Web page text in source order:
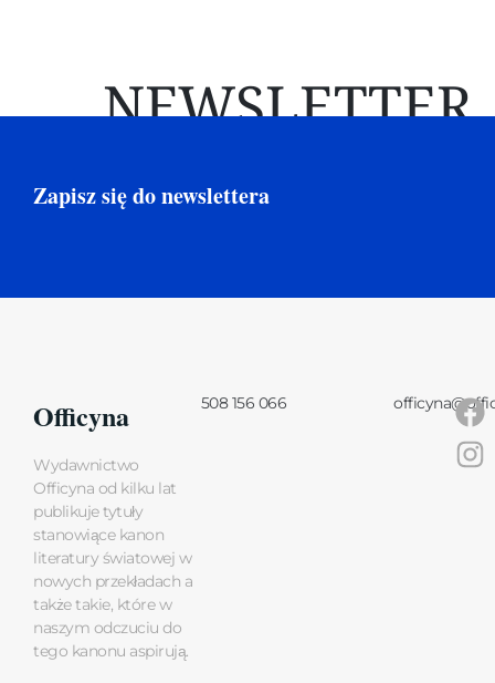
NEWSLETTER
Zapisz się do newslettera
Officyna
Wydawnictwo
Officyna od kilku lat
publikuje tytuły
stanowiące kanon
literatury światowej w
nowych przekładach a
także takie, które w
naszym odczuciu do
tego kanonu aspirują.
508 156 066